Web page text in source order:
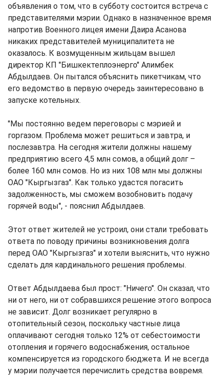
объявления о том, что в субботу состоится встреча с
представителями мэрии. Однако в назначенное время
напротив Военного лицея имени Даира Асанова
никаких представителей муниципалитета не
оказалось. К возмущенным жильцам вышел
директор КП "Бишкектеплоэнерго" Алимбек
Абдылдаев. Он пытался объяснить пикетчикам, что
его ведомство в первую очередь заинтересовано в
запуске котельных.
"Мы постоянно ведем переговоры с мэрией и
горгазом. Проблема может решиться и завтра, и
послезавтра. На сегодня жители должны нашему
предприятию всего 4,5 млн сомов, а общий долг –
более 160 млн сомов. Но из них 108 млн мы должны
ОАО "Кыргызгаз". Как только удастся погасить
задолженность, мы сможем возобновить подачу
горячей воды", - пояснил Абдылдаев.
Этот ответ жителей не устроил, они стали требовать
ответа по поводу причины возникновения долга
перед ОАО "Кыргызгаз" и хотели выяснить, что нужно
сделать для кардинального решения проблемы.
Ответ Абдылдаева был прост: "Ничего". Он сказал, что
ни от него, ни от собравшихся решение этого вопроса
не зависит. Долг возникает регулярно в
отопительный сезон, поскольку частные лица
оплачивают сегодня только 12% от себестоимости
отопления и горячего водоснабжения, остальное
компенсируется из городского бюджета. И не всегда
у мэрии получается перечислить средства вовремя.